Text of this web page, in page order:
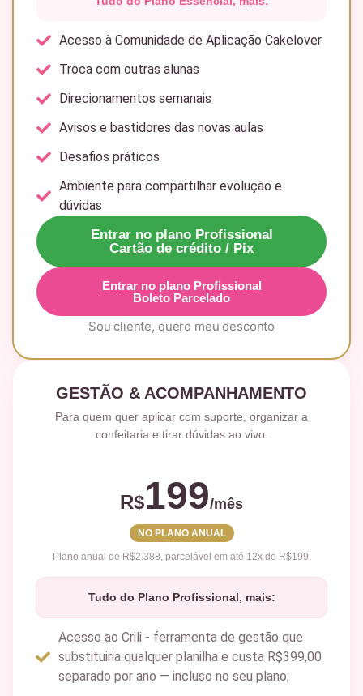
Acesso à Comunidade de Aplicação Cakelover
Troca com outras alunas
Direcionamentos semanais
Avisos e bastidores das novas aulas
Desafios práticos
Ambiente para compartilhar evolução e
dúvidas
Entrar no plano Profissional
Cartão de crédito / Pix
Entrar no plano Profissional
Boleto Parcelado
Sou cliente, quero meu desconto
GESTÃO & ACOMPANHAMENTO
Para quem quer aplicar com suporte, organizar a
confeitaria e tirar dúvidas ao vivo.
R$199/mês
NO PLANO ANUAL
Plano anual de R$2.388, parcelável em até 12x de R$199.
Tudo do Plano Profissional, mais:
Acesso ao Crili - ferramenta de gestão que
substituiria qualquer planilha e custa R$399,00
separado por ano — incluso no seu plano;